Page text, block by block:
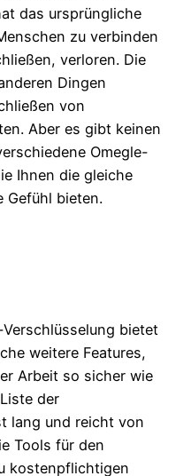
das ursprüngliche
zu verbinden
verloren. Die
Dingen
von
Aber es gibt keinen
Omegle-
Ihnen die gleiche
Gefühl bieten.
bietet
weitere Features,
Arbeit so sicher wie
der
lang und reicht von
Tools für den
kostenpflichtigen